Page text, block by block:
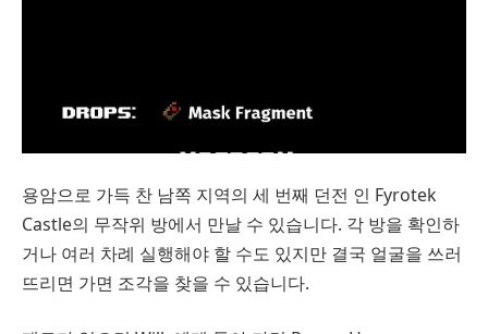
용암으로 가득 찬 남쪽 지역의 세 번째 던전 인 Fyrotek
Castle의 무작위 방에서 만날 수 있습니다. 각 방을 확인하
거나 여러 차례 실행해야 할 수도 있지만 결국 얼굴을 쓰러
뜨리면 가면 조각을 찾을 수 있습니다.